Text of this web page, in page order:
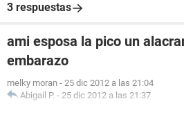
3 respuestas
ami esposa la pico un
embarazo
melky moran - 25 dic 2012 a las 21:04
Abigail P. - 25 dic 2012 a las 21:37